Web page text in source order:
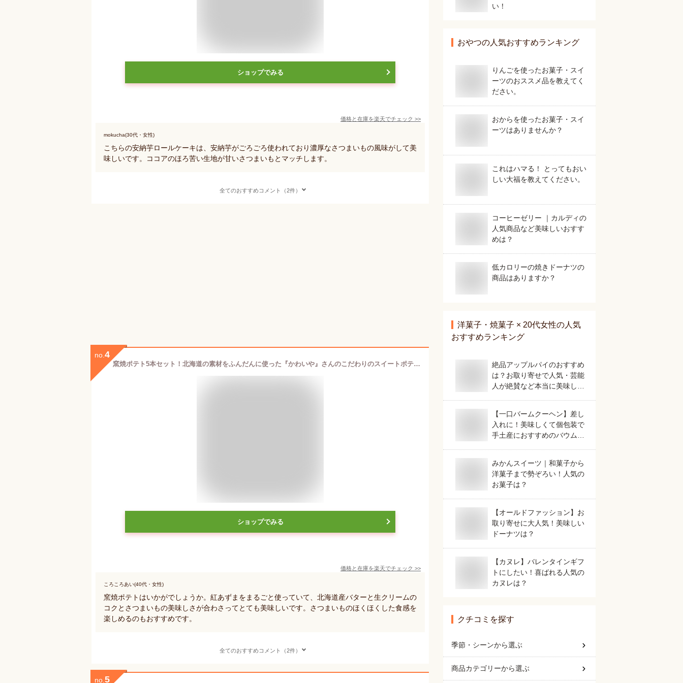
ショップでみる
価格と在庫を楽天でチェック >>
mokucha(30代・女性)
こちらの安納芋ロールケーキは、安納芋がごろごろ使われており濃厚なさつまいもの風味がして美
味しいです。ココアのほろ苦い生地が甘いさつまいもとマッチします。
全てのおすすめコメント（2件）
no. 4
窯焼ポテト5本セット！北海道の素材をふんだんに使った『かわいや』さんのこだわりのスイートポテト 窯焼きポテト 【母の日 父の日 お中元 敬老の日ギフト】【送料無料】
ショップでみる
価格と在庫を楽天でチェック >>
ころころあい(40代・女性)
窯焼ポテトはいかがでしょうか。紅あずまをまるごと使っていて、北海道産バターと生クリームの
コクとさつまいもの美味しさが合わさってとても美味しいです。さつまいものほくほくした食感を
楽しめるのもおすすめです。
全てのおすすめコメント（2件）
no. 5
い！
おやつの人気おすすめランキング
りんごを使ったお菓子・スイ
ーツのおススメ品を教えてく
ださい。
おからを使ったお菓子・スイ
ーツはありませんか？
これはハマる！ とってもおい
しい大福を教えてください。
コーヒーゼリー ｜カルディの
人気商品など美味しいおすす
めは？
低カロリーの焼きドーナツの
商品はありますか？
洋菓子・焼菓子 × 20代女性の人気
おすすめランキング
絶品アップルパイのおすすめ
は？お取り寄せで人気・芸能
人が絶賛など本当に美味しい
【一口バームクーヘン】差し
入れに！美味しくて個包装で
手土産におすすめのバウムク
みかんスイーツ｜和菓子から
洋菓子まで勢ぞろい！人気の
お菓子は？
【オールドファッション】お
取り寄せに大人気！美味しい
ドーナツは？
【カヌレ】バレンタインギフ
トにしたい！喜ばれる人気の
カヌレは？
クチコミを探す
季節・シーンから選ぶ
商品カテゴリーから選ぶ